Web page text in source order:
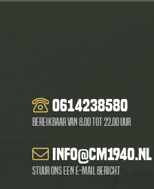
0614238580
Bereikbaar van 8.00 tot 22.00 uur
info@cm1940.nl
Stuur ons een e-mail bericht